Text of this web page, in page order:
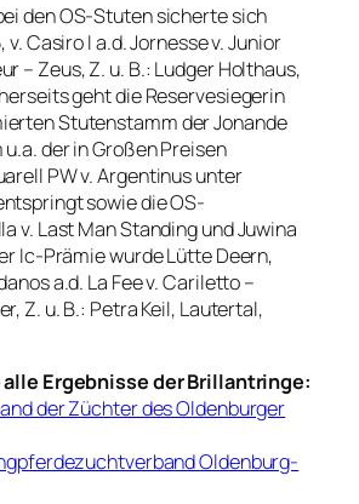
den OS-Stuten sicherte sich
v. Casiro I a.d. Jornesse v. Junior
– Zeus, Z. u. B.: Ludger Holthaus,
geht die Reservesiegerin
Stutenstamm der Jonande
der in Großen Preisen
PW v. Argentinus unter
sowie die OS-
v. Last Man Standing und Juwina
Ic-Prämie wurde Lütte Deern,
a.d. La Fee v. Cariletto –
Z. u. B.: Petra Keil, Lautertal,
Ergebnisse der Brillantringe:
der Züchter des Oldenburger
Oldenburg-